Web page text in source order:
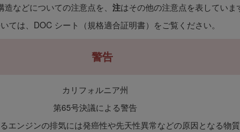
造などについての注意点を、 注はその他の注意点を表していま
は、DOC シート（規格適合証明書）をご覧ください。
警告
カリフォルニア州
第65号決議による警告
エンジンの排気には発癌性や先天性異常などの原因となる物